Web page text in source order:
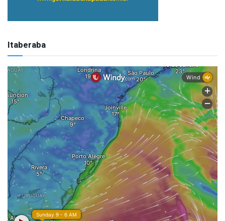
Itaberaba